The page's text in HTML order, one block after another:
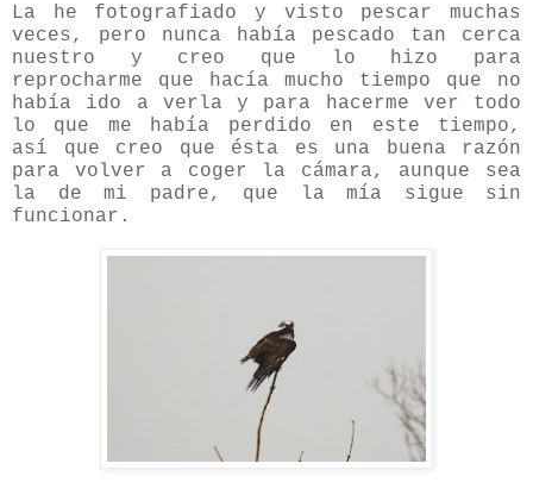
La he fotografiado y visto pescar muchas
veces, pero nunca había pescado tan cerca
nuestro y creo que lo hizo para
reprocharme que hacía mucho tiempo que no
había ido a verla y para hacerme ver todo
lo que me había perdido en este tiempo,
así que creo que ésta es una buena razón
para volver a coger la cámara, aunque sea
la de mi padre, que la mía sigue sin
funcionar.